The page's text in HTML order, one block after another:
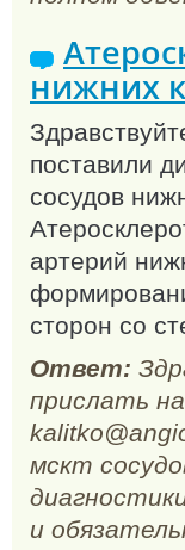
нижних
поставили
сосудов
артерий
сторон со
Ответ:
прислать
мскт
и